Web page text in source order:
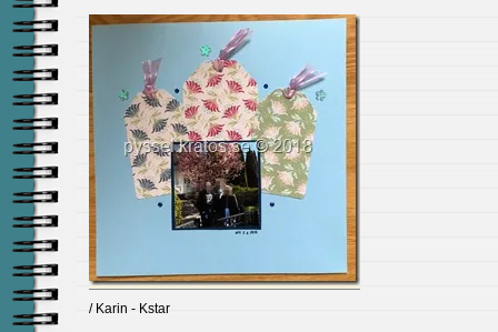
/ Karin - Kstar